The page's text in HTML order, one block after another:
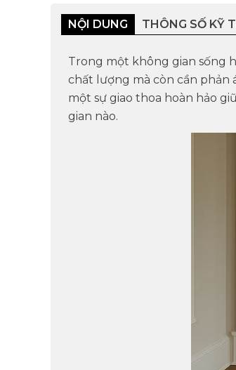
NỘI DUNG THÔNG SỐ KỸ
Trong một không gian sống
chất lượng mà còn cần phản
một sự giao thoa hoàn hảo
gian nào.